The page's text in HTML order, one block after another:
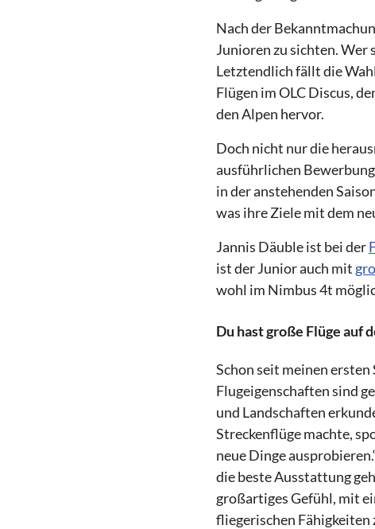
Nach der
Junioren zu sichten. Wer
Letztendlich fällt die
Flügen im OLC Discus,
den Alpen hervor.
Doch nicht nur die
ausführlichen
in der anstehenden
was ihre Ziele mit dem
Jannis Däuble ist bei der
ist der Junior auch mit
wohl im Nimbus 4t
Du hast große Flüge auf
Schon seit meinen
Flugeigenschaften sind
und Landschaften
Streckenflüge machte,
neue Dinge
die beste Ausstattung
großartiges Gefühl, mit
fliegerischen Fähigkeiten